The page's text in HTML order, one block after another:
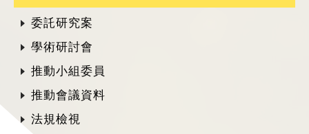
委託研究案
學術研討會
推動小組委員
推動會議資料
法規檢視